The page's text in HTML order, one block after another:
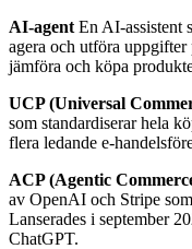
AI-agent En AI-assistent
agera och utföra uppgifter
jämföra och köpa
UCP (Universal
som standardiserar hela
flera ledande e-
ACP (Agentic
av OpenAI och Stripe
Lanserades i september
ChatGPT.